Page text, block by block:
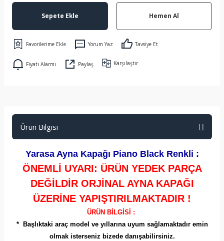
Sepete Ekle Hemen Al
Yorum Yaz Tavsiye Et
Fiyatı Alarmı Paylaş Karşılaştır
Ürün Bilgisi
Yarasa Ayna Kapağı Piano Black Renkli :
ÖNEMLİ UYARI: ÜRÜN YEDEK PARÇA
DEĞİLDİR ORJİNAL AYNA KAPAĞI
ÜZERİNE YAPIŞTIRILMAKTADIR !
ÜRÜN BİLGİSİ :
* Başlıktaki araç model ve yıllarına uyum sağlamaktadır emin
olmak isterseniz bizede danışabilirsiniz.